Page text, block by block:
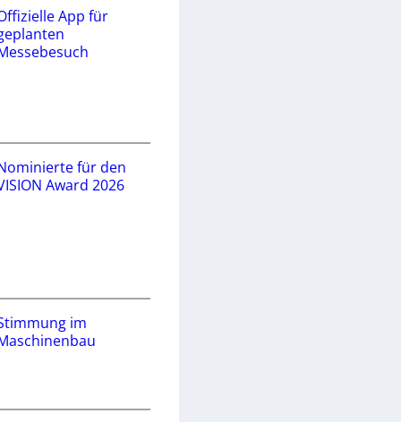
App für
für den
Award 2026
im